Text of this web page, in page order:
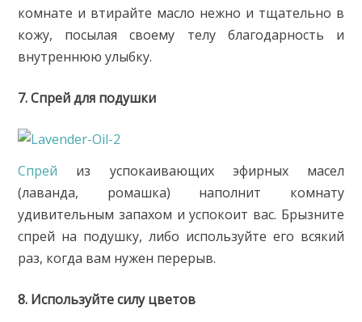
комнате и втирайте масло нежно и тщательно в
кожу, посылая своему телу благодарность и
внутреннюю улыбку.
7. Спрей для подушки
Спрей из успокаивающих эфирных масел
(лаванда, ромашка) наполнит комнату
удивительным запахом и успокоит вас. Брызните
спрей на подушку, либо используйте его всякий
раз, когда вам нужен перерыв.
8. Используйте силу цветов